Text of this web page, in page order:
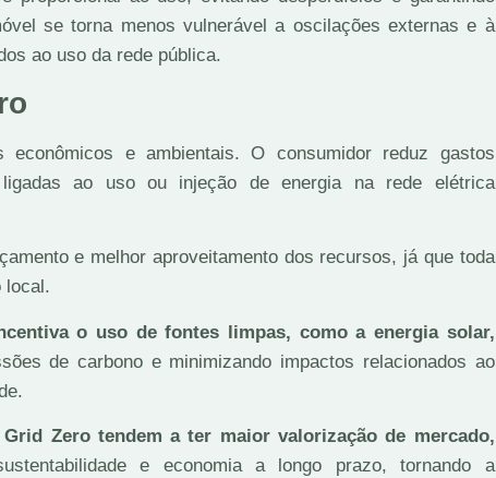
se torna menos vulnerável a oscilações externas e à
ao uso da rede pública.
e ambientais. O consumidor reduz gastos
ao uso ou injeção de energia na rede elétrica
e melhor aproveitamento dos recursos, já que toda
local.
o uso de fontes limpas, como a energia solar,
de carbono e minimizando impactos relacionados ao
Zero tendem a ter maior valorização de mercado,
e economia a longo prazo, tornando a